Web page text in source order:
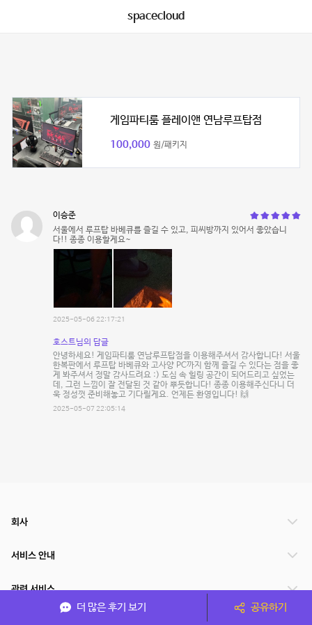
spacecloud
게임파티룸 플레이앤 연남루프탑점
100,000 원/패키지
이승준
서울에서 루프탑 바베큐를 즐길 수 있고, 피씨방까지 있어서 좋았습니
다!! 종종 이용할게요~
2025-05-06 22:17:21
호스트님의 답글
안녕하세요! 게임파티룸 연남루프탑점을 이용해주셔서 감사합니다! 서울
한복판에서 루프탑 바베큐와 고사양 PC까지 함께 즐길 수 있다는 점을 좋
게 봐주셔서 정말 감사드려요 :) 도심 속 힐링 공간이 되어드리고 싶었는
데, 그런 느낌이 잘 전달된 것 같아 뿌듯합니다! 종종 이용해주신다니 더
욱 정성껏 준비해놓고 기다릴게요. 언제든 환영입니다! 🙌
2025-05-07 22:05:14
더 많은 후기 보기 공유하기
회사
서비스 안내
관련 서비스